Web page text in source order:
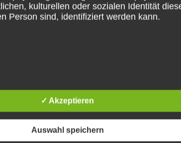
der Boden am vergangenen
Rasengittersteinen für die
kulturellen oder sozialen Identität
Person sind, identifiziert werden kann.
Person, deren personenbezogene Daten
Verarbeitung Verantwortlichen verarbeitet
✓ Akzeptieren
Auswahl speichern